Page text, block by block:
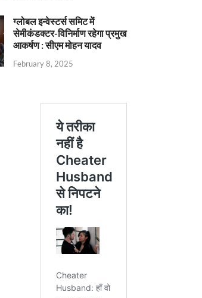
ग्लोबल इन्वेस्टर्स समिट में
सेमीकंडक्टर-विनिर्माण रहेगा प्रमुख
आकर्षण : सीएम मोहन यादव
February 8, 2025